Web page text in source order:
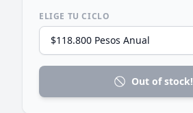
ELIGE TU CICLO
Out of stock!